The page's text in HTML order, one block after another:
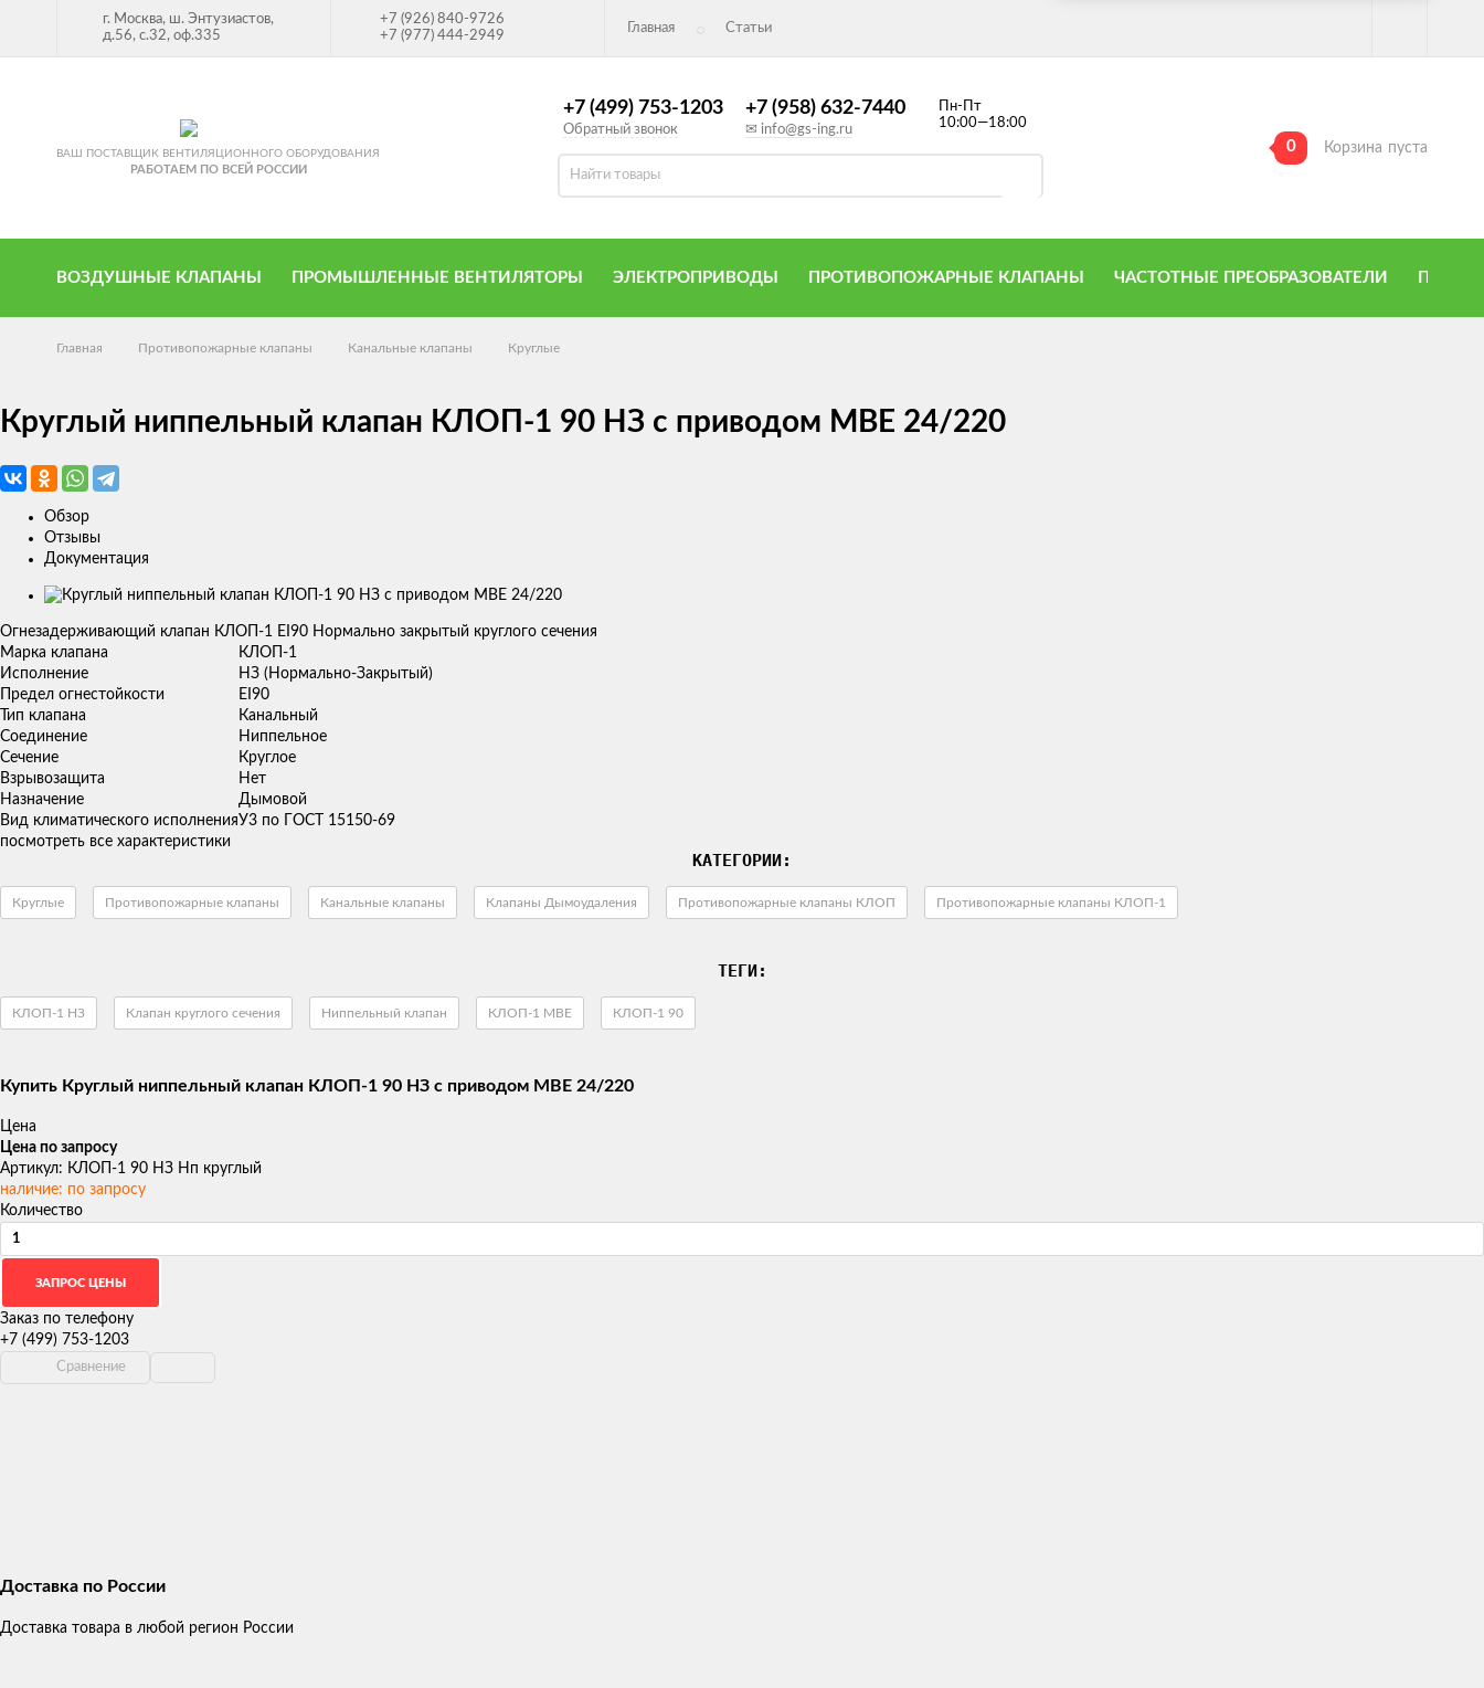
г. Москва, ш. Энтузиастов,
д.56, с.32, оф.335
+7 (926) 840-9726
+7 (977) 444-2949
Главная Статьи
ВАШ ПОСТАВЩИК ВЕНТИЛЯЦИОННОГО ОБОРУДОВАНИЯ
РАБОТАЕМ ПО ВСЕЙ РОССИИ
+7 (499) 753-1203
Обратный звонок
+7 (958) 632-7440
✉ info@gs-ing.ru
Пн-Пт
10:00—18:00
0 Корзина пуста
ВОЗДУШНЫЕ КЛАПАНЫ ПРОМЫШЛЕННЫЕ ВЕНТИЛЯТОРЫ ЭЛЕКТРОПРИВОДЫ ПРОТИВОПОЖАРНЫЕ КЛАПАНЫ ЧАСТОТНЫЕ ПРЕОБРАЗОВАТЕЛИ
Главная Противопожарные клапаны Канальные клапаны Круглые
Круглый ниппельный клапан КЛОП-1 90 НЗ с приводом MBE 24/220
Обзор
Отзывы
Документация
Изображения
товаров
Огнезадерживающий клапан КЛОП-1 ЕI90 Нормально закрытый круглого сечения
Марка клапана
КЛОП-1
Исполнение
НЗ (Нормально-Закрытый)
Предел огнестойкости
ЕI90
Тип клапана
Канальный
Соединение
Ниппельное
Сечение
Круглое
Взрывозащита
Нет
Назначение
Дымовой
Вид климатического исполненияУ3 по ГОСТ 15150-69
посмотреть все характеристики
КАТЕГОРИИ:
Круглые Противопожарные клапаны Канальные клапаны Клапаны Дымоудаления Противопожарные клапаны КЛОП Противопожарные клапаны КЛОП-1
ТЕГИ:
КЛОП-1 НЗ Клапан круглого сечения Ниппельный клапан КЛОП-1 МВЕ КЛОП-1 90
Купить Круглый ниппельный клапан КЛОП-1 90 НЗ с приводом MBE 24/220
Цена
Цена по запросу
Артикул: КЛОП-1 90 НЗ Нп круглый
наличие: по запросу
Количество
Заказ по телефону
+7 (499) 753-1203
Сравнение
Доставка по России
Доставка товара в любой регион России